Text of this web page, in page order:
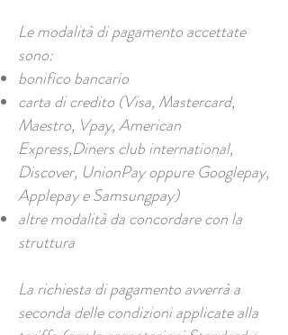
Le modalità di pagamento accettate
sono:
bonifico bancario
carta di credito (Visa, Mastercard,
Maestro, Vpay, American
Express,Diners club international,
Discover, UnionPay oppure Googlepay,
Applepay e Samsungpay)
altre modalità da concordare con la
struttura
La richiesta di pagamento avverrà a
seconda delle condizioni applicate alla